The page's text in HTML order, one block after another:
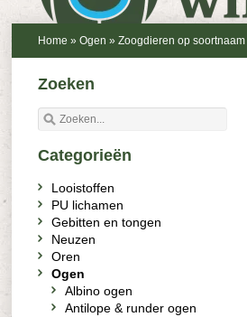
Home » Ogen » Zoogdieren op soortnaam
Zoeken
Categorieën
Looistoffen
PU lichamen
Gebitten en tongen
Neuzen
Oren
Ogen
Albino ogen
Antilope & runder ogen